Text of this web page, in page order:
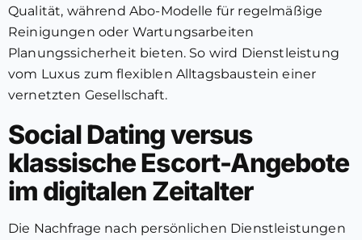
Qualität, während Abo-Modelle für regelmäßige
Reinigungen oder Wartungsarbeiten
Planungssicherheit bieten. So wird Dienstleistung
vom Luxus zum flexiblen Alltagsbaustein einer
vernetzten Gesellschaft.
Social Dating versus
klassische Escort-Angebote
im digitalen Zeitalter
Die Nachfrage nach persönlichen Dienstleistungen